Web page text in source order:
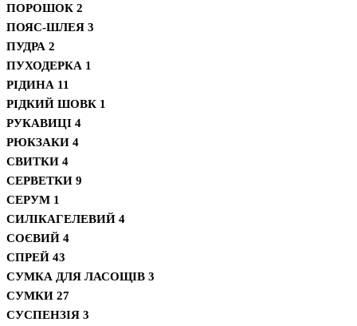
ПОРОШОК 2
ПОЯС-ШЛЕЯ 3
ПУДРА 2
ПУХОДЕРКА 1
РІДИНА 11
РІДКИЙ ШОВК 1
РУКАВИЦІ 4
РЮКЗАКИ 4
СВИТКИ 4
СЕРВЕТКИ 9
СЕРУМ 1
СИЛІКАГЕЛЕВИЙ 4
СОЄВИЙ 4
СПРЕЙ 43
СУМКА ДЛЯ ЛАСОЩІВ 3
СУМКИ 27
СУСПЕНЗІЯ 3